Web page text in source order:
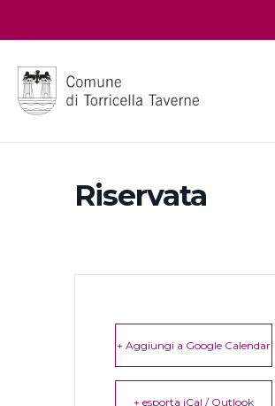
Riservata
+ Aggiungi a Google Calendar
+ esporta iCal / Outlook